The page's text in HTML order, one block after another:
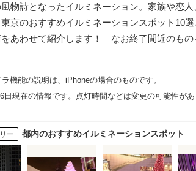
物詩となったイルミネーション。家族や恋
京のおすすめイルミネーションスポット10選
をあわせて紹介します！ なお終了間近のもの
機能の説明は、iPhoneの場合のものです。
現在の情報です。点灯時間などは変更の可能性があ
ー 都内のおすすめイルミネーションスポット